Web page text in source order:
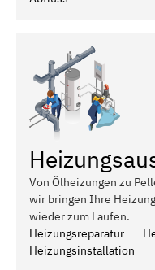
Von Ölheizungen zu
wir bringen Ihre
wieder zum Laufen.
Heizungsreparatur
Heizungsinstallation